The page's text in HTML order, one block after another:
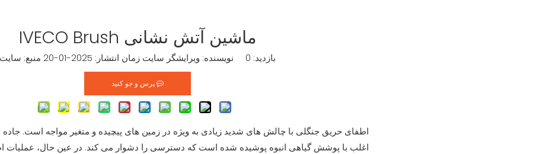
ماشین آتش نشانی IVECO Brush
بازدید: 0 نویسنده: ویرایشگر سایت زمان انتشار: 2025-01-20 منبع: سایت
پرس و جو کنید
اطفای حریق جنگلی با چالش های شدید زیادی به ویژه در زمین های پیچیده و متغیر مواجه است. جاده
اغلب با پوشش گیاهی انبوه پوشیده شده است که دسترسی را دشوار می کند. در عین حال، عملیات